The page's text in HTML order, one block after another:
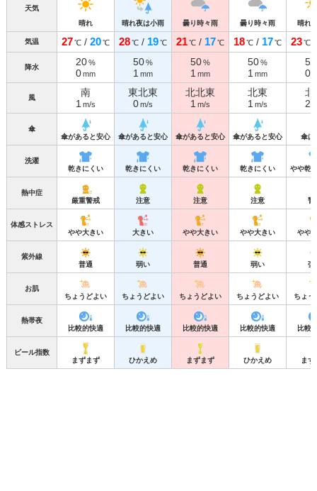
天気
晴れ
晴れ夜は小雨 曇り時々雨 曇り時々雨 晴れ
気温 27℃/ 20℃ 28℃/ 19℃ 21℃/ 17℃ 18℃/ 17℃ 23℃
降水 20%
0mm
50%
1 mm
50%
1 mm
50%
1 mm
50
0
風
南
1 m/s
東北東
0m/s
北北東
1 m/s
北東
1 m/s
北
2
傘
傘があると安心
傘があると安心 傘があると安心 傘があると安心 傘は
洗濯
乾きにくい
乾きにくい 乾きにくい 乾きにくい やや乾
熱中症
厳重警戒
注意 注意 注意 警
体感ストレス
やや大きい
大きい やや大きい やや大きい やや
紫外線
普通
弱い 普通 弱い 強
お肌
ちょうどよい
ちょうどよい ちょうどよい ちょうどよい ちょう
熱帯夜
比較的快適
比較的快適 比較的快適 比較的快適 比較
ビール指数
まずまず
ひかえめ まずまず ひかえめ まず